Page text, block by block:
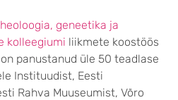
geneetika ja
kolleegiumi liikmete koostöös
panustanud üle 50 teadlase
Instituudist, Eesti
Rahva Muuseumist, Võro